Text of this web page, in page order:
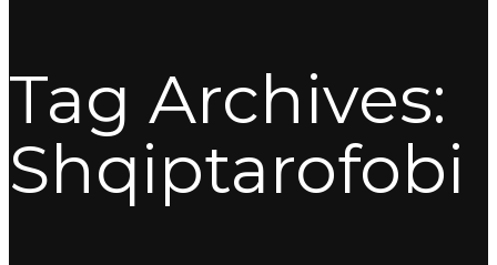
Tag Archives:
Shqiptarofobi